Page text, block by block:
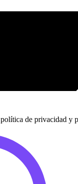
política de privacidad y